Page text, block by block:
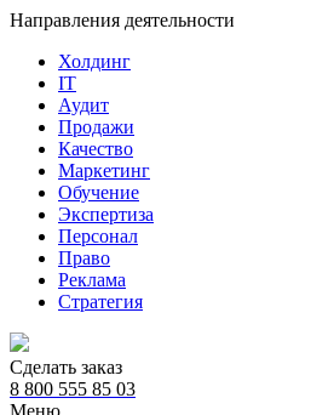
Направления деятельности
Холдинг
IT
Аудит
Продажи
Качество
Маркетинг
Обучение
Экспертиза
Персонал
Право
Реклама
Стратегия
Сделать заказ
8 800 555 85 03
Меню